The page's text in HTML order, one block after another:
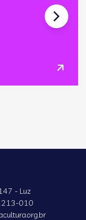
- Luz
010